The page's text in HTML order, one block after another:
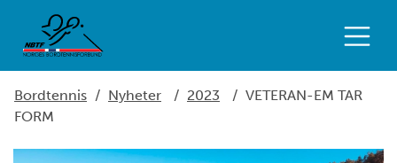
Bordtennis / Nyheter / 2023 / VETERAN-EM TAR
FORM